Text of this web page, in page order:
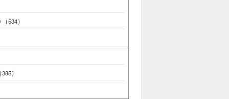
534）
）